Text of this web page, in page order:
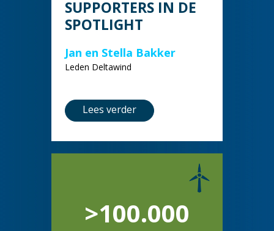
SUPPORTERS IN DE
SPOTLIGHT
Jan en Stella Bakker
Leden Deltawind
Lees verder
>100.000